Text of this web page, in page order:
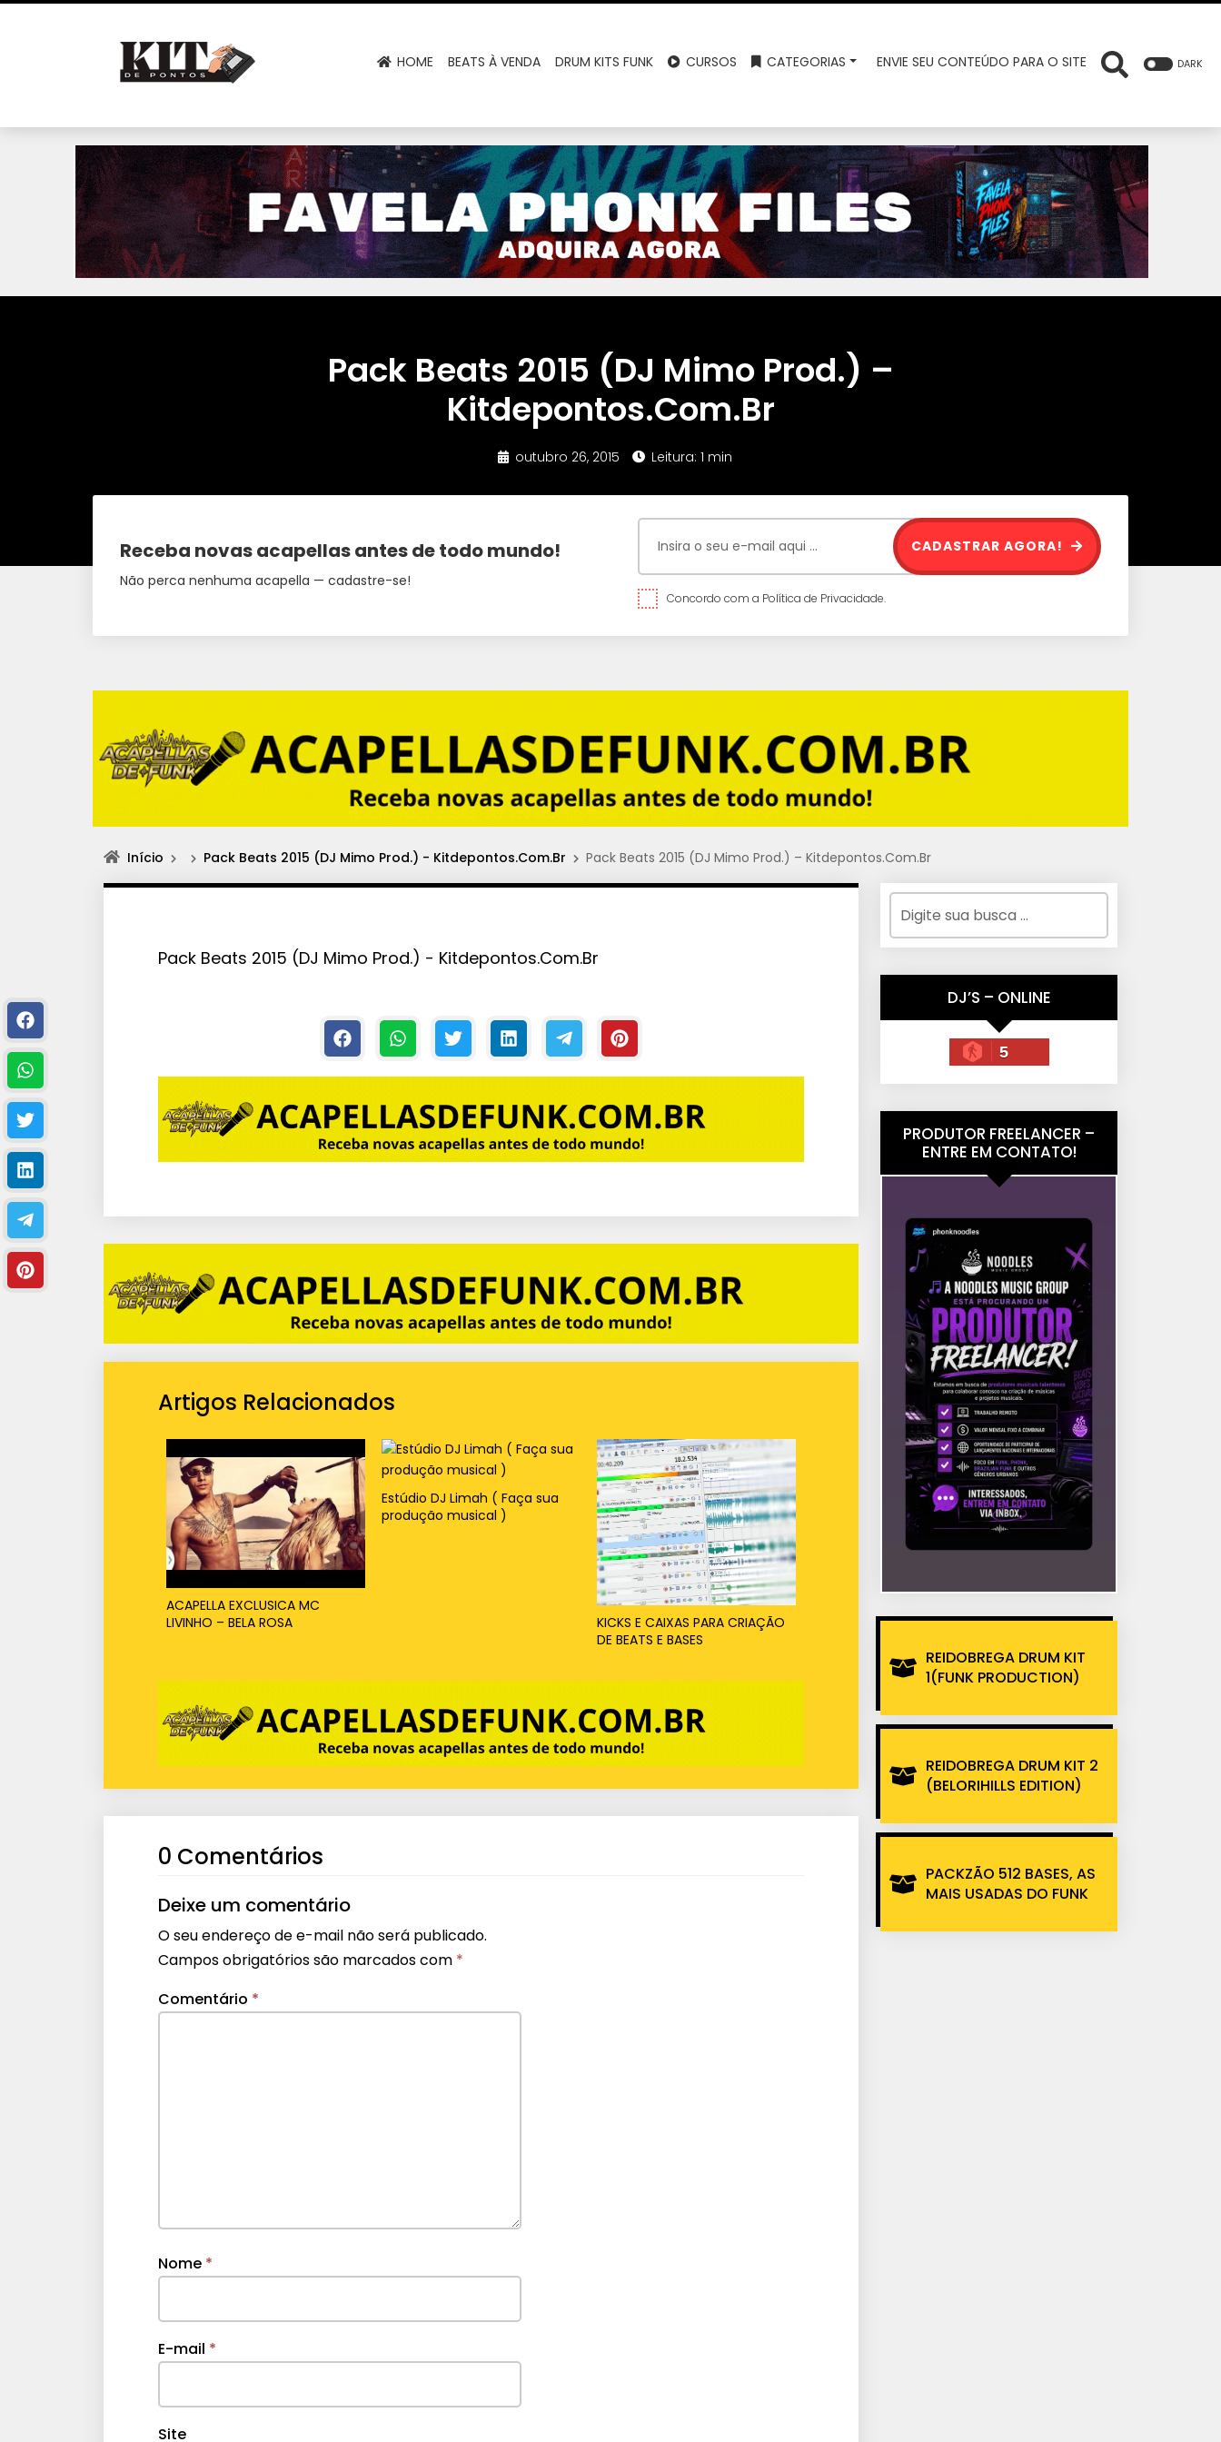
HOME BEATS À VENDA DRUM KITS FUNK CURSOS CATEGORIAS ENVIE SEU CONTEÚDO PARA O SITE DARK
Pack Beats 2015 (DJ Mimo Prod.) –
Kitdepontos.Com.Br
outubro 26, 2015 Leitura: 1 min
Receba novas acapellas antes de todo mundo!
Não perca nenhuma acapella — cadastre-se!
Concordo com a Política de Privacidade.
CADASTRAR AGORA!
Início Pack Beats 2015 (DJ Mimo Prod.) - Kitdepontos.Com.Br Pack Beats 2015 (DJ Mimo Prod.) – Kitdepontos.Com.Br
Pack Beats 2015 (DJ Mimo Prod.) - Kitdepontos.Com.Br
Artigos Relacionados
ACAPELLA EXCLUSICA MC
LIVINHO – BELA ROSA
Estúdio DJ Limah ( Faça sua
produção musical )
KICKS E CAIXAS PARA CRIAÇÃO
DE BEATS E BASES
0 Comentários
Deixe um comentário
O seu endereço de e-mail não será publicado.
Campos obrigatórios são marcados com *
Comentário *
Nome *
E-mail *
Site
DJ’S – ONLINE
5
PRODUTOR FREELANCER –
ENTRE EM CONTATO!
REIDOBREGA DRUM KIT
1(FUNK PRODUCTION)
REIDOBREGA DRUM KIT 2
(BELORIHILLS EDITION)
PACKZÃO 512 BASES, AS
MAIS USADAS DO FUNK